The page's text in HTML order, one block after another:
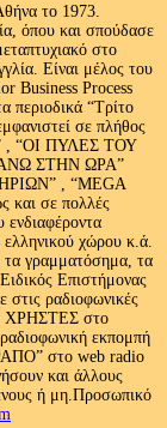
το 1973.
όπου και σπούδασε
στο
Είναι μέλος του
Business Process
περιοδικά “Τρίτο
σε πλήθος
, “ΟΙ ΠΥΛΕΣ ΤΟΥ
ΣΤΗΝ ΩΡΑ”
, “MEGA
και σε πολλές
ενδιαφέροντα
χώρου κ.ά.
τα γραμματόσημα, τα
Επιστήμονας
ραδιοφωνικές
ΧΡΗΣΤΕΣ στο
εκπομπή
στο web radio
και άλλους
ή μη.Προσωπικό